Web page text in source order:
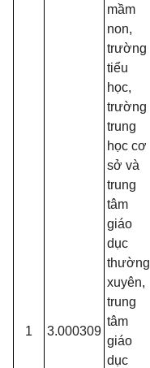
1 3.000309
mầm
non,
trường
tiểu
học,
trường
trung
học cơ
sở và
trung
tâm
giáo
dục
thường
xuyên,
trung
tâm
giáo
dục